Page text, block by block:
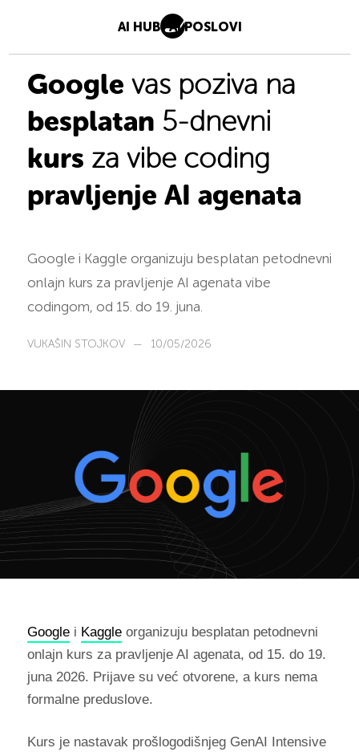
AI HUB AI POSLOVI
Google vas poziva na
besplatan 5-dnevni
kurs za vibe coding
pravljenje AI agenata
Google i Kaggle organizuju besplatan petodnevni
onlajn kurs za pravljenje AI agenata vibe
codingom, od 15. do 19. juna.
VUKAŠIN STOJKOV — 10/05/2026
Googlei Kaggleorganizuju besplatan petodnevni
onlajn kurs za pravljenje AI agenata, od 15. do 19.
juna 2026. Prijave su već otvorene, a kurs nema
formalne preduslove.
Kurs je nastavak prošlogodišnjeg GenAI Intensive